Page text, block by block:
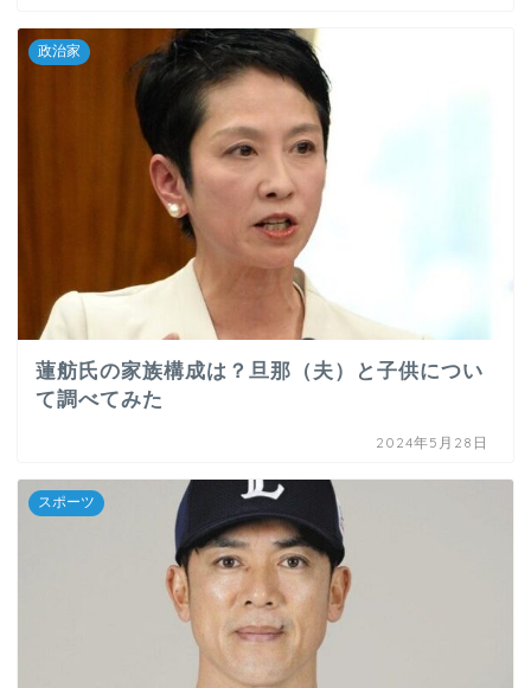
政治家
蓮舫氏の家族構成は？旦那（夫）と子供につい
て調べてみた
2024年5月28日
スポーツ